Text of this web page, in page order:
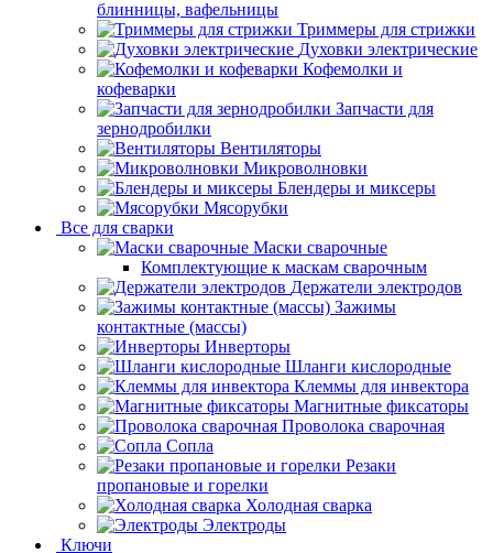
блинницы, вафельницы
Триммеры для стрижки
Духовки электрические
Кофемолки и
кофеварки
Запчасти для
зернодробилки
Вентиляторы
Микроволновки
Блендеры и миксеры
Мясорубки
Все для сварки
Маски сварочные
Комплектующие к маскам сварочным
Держатели электродов
Зажимы
контактные (массы)
Инверторы
Шланги кислородные
Клеммы для инвектора
Магнитные фиксаторы
Проволока сварочная
Сопла
Резаки
пропановые и горелки
Холодная сварка
Электроды
Ключи